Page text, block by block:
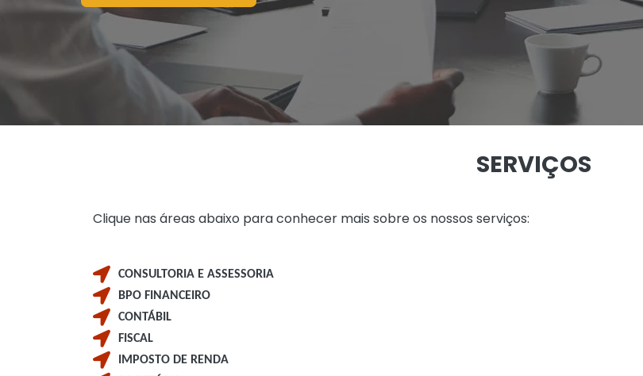
SERVIÇOS
Clique nas áreas abaixo para conhecer mais sobre os nossos serviços:
CONSULTORIA E ASSESSORIA
BPO FINANCEIRO
CONTÁBIL
FISCAL
IMPOSTO DE RENDA